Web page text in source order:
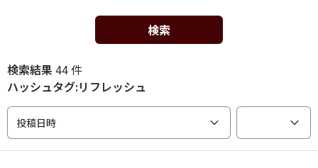
検索
検索結果44 件
ハッシュタグ:リフレッシュ
投稿日時